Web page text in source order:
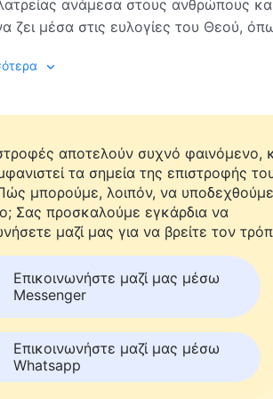
ανάμεσα στους ανθρώπους
ζει μέσα στις ευλογίες του Θεού,
προελαύνει σαν ένα ισχυρό κύμα.
να σταματήσει την προέλασή
και διψάνε γι’ Αυτόν,
Όσοι δεν το κάνουν θα υποστούν
τόμ. 1: «Η εμφάνιση και το έργο
αποτελούν συχνό φαινόμενο,
τα σημεία της επιστροφής
μπορούμε, λοιπόν, να υποδεχθούμε
Σας προσκαλούμε εγκάρδια να
μαζί μας για να βρείτε τον
Επικοινωνήστε μαζί μας μέσω
Messenger
Επικοινωνήστε μαζί μας μέσω
Whatsapp